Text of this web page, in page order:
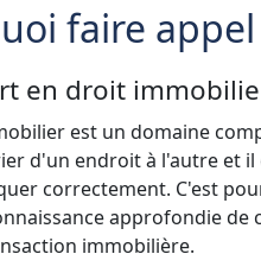
faire
en droit
est un domaine
d'un endroit à l'autre et
correctement. C'est
approfondie
immobilière.